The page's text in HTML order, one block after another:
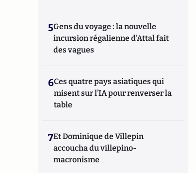
5Gens du voyage : la nouvelle
incursion régalienne d'Attal fait
des vagues
6Ces quatre pays asiatiques qui
misent sur l’IA pour renverser la
table
7Et Dominique de Villepin
accoucha du villepino-
macronisme